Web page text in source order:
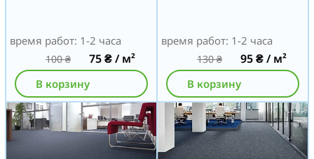
время работ: 1-2 часа
100₴ 75₴/ м²
В корзину
время работ: 1-2 часа
130₴ 95₴/ м²
В корзину